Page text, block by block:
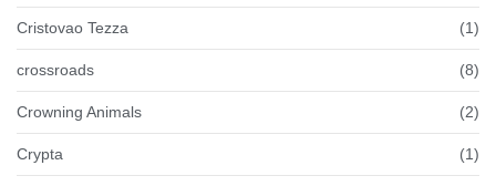
Cristovao Tezza (1)
crossroads (8)
Crowning Animals (2)
Crypta (1)